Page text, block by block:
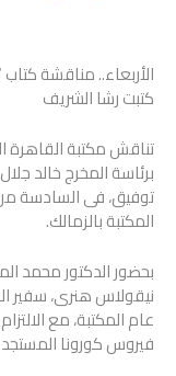
الأربعاء.. مناقشة
كتبت رشا الشريف
تناقش مكتبة القاهرة
برئاسة المخرج خالد
المكتبة بالزمالك.
بحضور الدكتور محمد
نيقولاس هنرى، سفير
عام المكتبة، مع
فيروس كورونا